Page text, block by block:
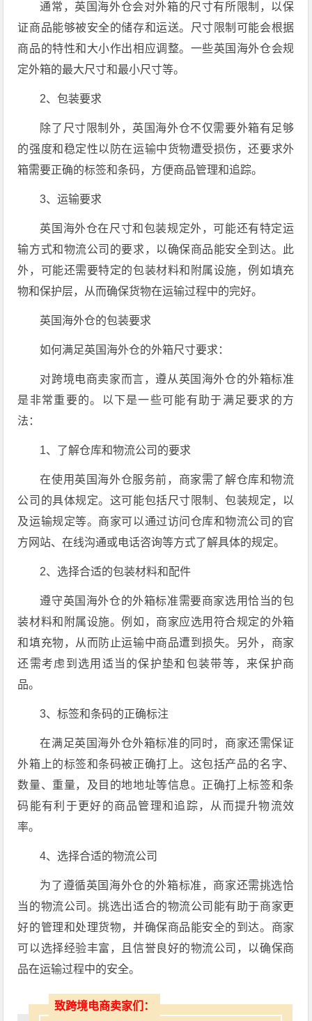
通常，英国海外仓会对外箱的尺寸有所限制，以保
证商品能够被安全的储存和运送。尺寸限制可能会根据
商品的特性和大小作出相应调整。一些英国海外仓会规
定外箱的最大尺寸和最小尺寸等。
2、包装要求
除了尺寸限制外，英国海外仓不仅需要外箱有足够
的强度和稳定性以防在运输中货物遭受损伤，还要求外
箱需要正确的标签和条码，方便商品管理和追踪。
3、运输要求
英国海外仓在尺寸和包装规定外，可能还有特定运
输方式和物流公司的要求，以确保商品能安全到达。此
外，可能还需要特定的包装材料和附属设施，例如填充
物和保护层，从而确保货物在运输过程中的完好。
英国海外仓的包装要求
如何满足英国海外仓的外箱尺寸要求：
对跨境电商卖家而言，遵从英国海外仓的外箱标准
是非常重要的。以下是一些可能有助于满足要求的方
法：
1、了解仓库和物流公司的要求
在使用英国海外仓服务前，商家需了解仓库和物流
公司的具体规定。这可能包括尺寸限制、包装规定，以
及运输规定等。商家可以通过访问仓库和物流公司的官
方网站、在线沟通或电话咨询等方式了解具体的规定。
2、选择合适的包装材料和配件
遵守英国海外仓的外箱标准需要商家选用恰当的包
装材料和附属设施。例如，商家应选用符合规定的外箱
和填充物，从而防止运输中商品遭到损失。另外，商家
还需考虑到选用适当的保护垫和包装带等，来保护商
品。
3、标签和条码的正确标注
在满足英国海外仓外箱标准的同时，商家还需保证
外箱上的标签和条码被正确打上。这包括产品的名字、
数量、重量，及目的地地址等信息。正确打上标签和条
码能有利于更好的商品管理和追踪，从而提升物流效
率。
4、选择合适的物流公司
为了遵循英国海外仓的外箱标准，商家还需挑选恰
当的物流公司。挑选出适合的物流公司能有助于商家更
好的管理和处理货物，并确保商品能安全的到达。商家
可以选择经验丰富，且信誉良好的物流公司，以确保商
品在运输过程中的安全。
致跨境电商卖家们：